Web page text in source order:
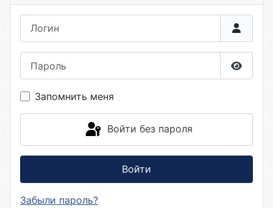
Запомнить меня
Войти без пароля
Войти
Забыли пароль?